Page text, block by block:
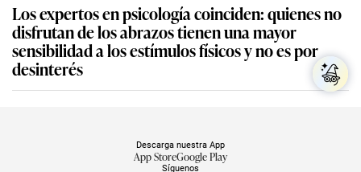
Los expertos en psicología coinciden: quienes no
disfrutan de los abrazos tienen una mayor
sensibilidad a los estímulos físicos y no es por
desinterés
Síguenos
Descarga nuestra App
App StoreGoogle Play